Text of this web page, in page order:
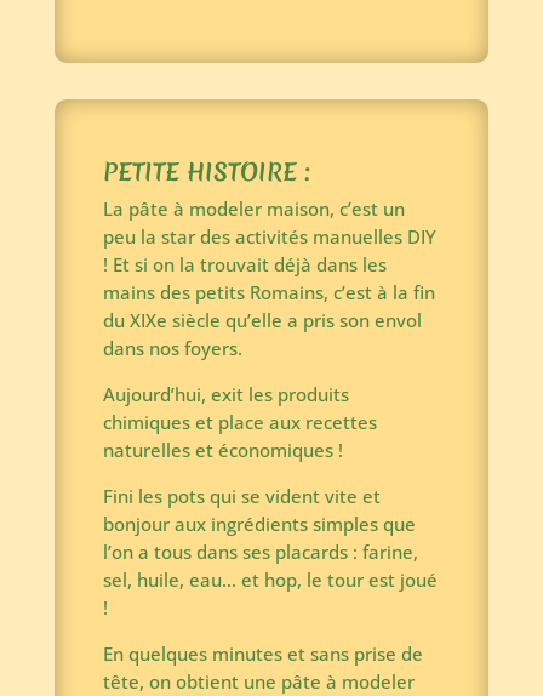
PETITE HISTOIRE :
La pâte à modeler maison, c’est un
peu la star des activités manuelles DIY
! Et si on la trouvait déjà dans les
mains des petits Romains, c’est à la fin
du XIXe siècle qu’elle a pris son envol
dans nos foyers.
Aujourd’hui, exit les produits
chimiques et place aux recettes
naturelles et économiques !
Fini les pots qui se vident vite et
bonjour aux ingrédients simples que
l’on a tous dans ses placards : farine,
sel, huile, eau… et hop, le tour est joué
!
En quelques minutes et sans prise de
tête, on obtient une pâte à modeler